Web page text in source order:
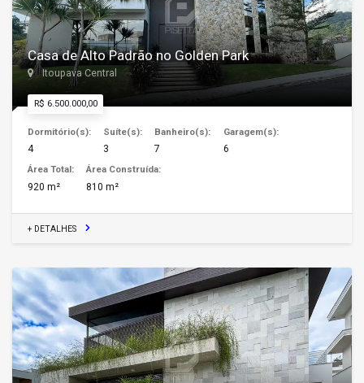
Casa de Alto Padrão no Golden Park
Itoupava Central
R$ 6.500.000,00
Dormitório(s):
4
Suíte(s):
3
Banheiro(s):
7
Garagem(s):
6
Área Total:
920 m²
Área Construída:
810 m²
+ DETALHES